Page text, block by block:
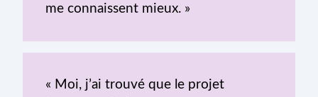
me connaissent mieux. »
« Moi, j’ai trouvé que le projet